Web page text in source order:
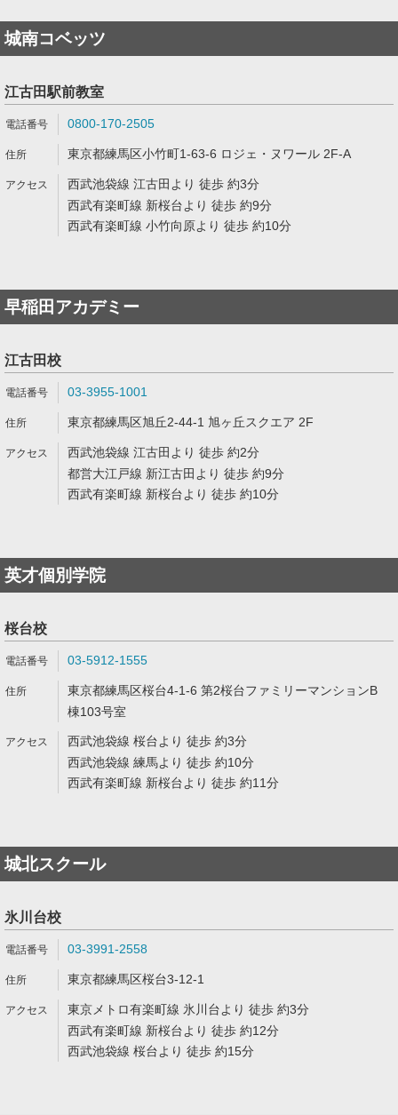
城南コベッツ
江古田駅前教室
0800-170-2505
東京都練馬区小竹町1-63-6 ロジェ・ヌワール 2F-A
西武池袋線 江古田より 徒歩 約3分
西武有楽町線 新桜台より 徒歩 約9分
西武有楽町線 小竹向原より 徒歩 約10分
早稲田アカデミー
江古田校
03-3955-1001
東京都練馬区旭丘2-44-1 旭ヶ丘スクエア 2F
西武池袋線 江古田より 徒歩 約2分
都営大江戸線 新江古田より 徒歩 約9分
西武有楽町線 新桜台より 徒歩 約10分
英才個別学院
桜台校
03-5912-1555
東京都練馬区桜台4-1-6 第2桜台ファミリーマンションB
棟103号室
西武池袋線 桜台より 徒歩 約3分
西武池袋線 練馬より 徒歩 約10分
西武有楽町線 新桜台より 徒歩 約11分
城北スクール
氷川台校
03-3991-2558
東京都練馬区桜台3-12-1
東京メトロ有楽町線 氷川台より 徒歩 約3分
西武有楽町線 新桜台より 徒歩 約12分
西武池袋線 桜台より 徒歩 約15分